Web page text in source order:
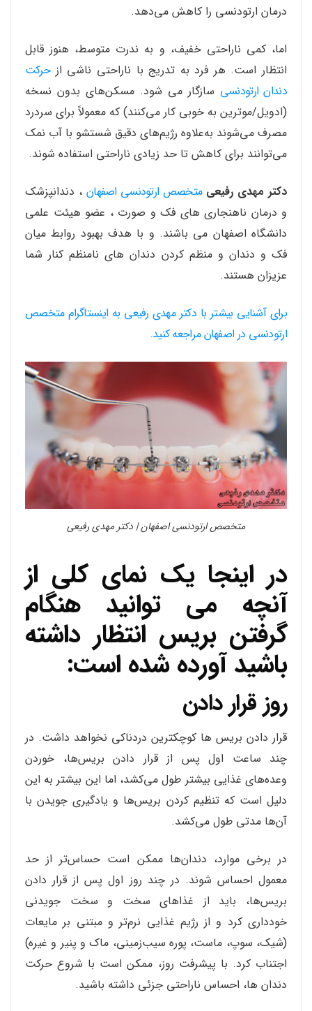
درمان ارتودنسی را کاهش می‌دهد.
اما، کمی ناراحتی خفیف، و به ندرت متوسط، هنوز قابل
انتظار است. هر فرد به تدریج با ناراحتی ناشی ازحرکت
دندان ارتودنسی سازگار می شود. مسکن‌های بدون نسخه
(ادویل/موترین به خوبی کار می‌کنند) که معمولاً برای سردرد
مصرف می‌شوند به‌علاوه رژیم‌های دقیق شستشو با آب نمک
می‌توانند برای کاهش تا حد زیادی ناراحتی استفاده شوند.
دکتر مهدی رفیعی متخصص ارتودنسی اصفهان ، دندانپزشک
و درمان ناهنجاری های فک و صورت ، عضو هیئت علمی
دانشگاه اصفهان می باشند. و با هدف بهبود روابط میان
فک و دندان و منظم کردن دندان های نامنظم کنار شما
عزیزان هستند.
برای آشنایی بیشتر با دکتر مهدی رفیعی به اینستاگرام متخصص
ارتودنسی در اصفهان مراجعه کنید.
متخصص ارتودنسی اصفهان | دکتر مهدی رفیعی
در اینجا یک نمای کلی از
آنچه می توانید هنگام
گرفتن بریس انتظار داشته
باشید آورده شده است:
روز قرار دادن
قرار دادن بریس ها کوچکترین دردناکی نخواهد داشت. در
چند ساعت اول پس از قرار دادن بریس‌ها، خوردن
وعده‌های غذایی بیشتر طول می‌کشد، اما این بیشتر به این
دلیل است که تنظیم کردن بریس‌ها و یادگیری جویدن با
آن‌ها مدتی طول می‌کشد.
در برخی موارد، دندان‌ها ممکن است حساس‌تر از حد
معمول احساس شوند. در چند روز اول پس از قرار دادن
بریس‌ها، باید از غذاهای سخت و سخت جویدنی
خودداری کرد و از رژیم غذایی نرم‌تر و مبتنی بر مایعات
(شیک، سوپ، ماست، پوره سیب‌زمینی، ماک و پنیر و غیره)
اجتناب کرد. با پیشرفت روز، ممکن است با شروع حرکت
دندان ها، احساس ناراحتی جزئی داشته باشید.